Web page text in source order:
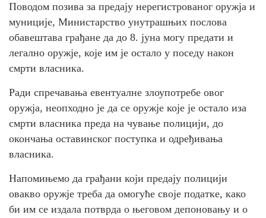
Поводом позива за предају нерегистрованог оружја и
муниције, Министарство унутрашњих послова
обавештава грађане да до 8. јуна могу предати и
легално оружје, које им је остало у поседу након
смрти власника.
Ради спречавања евентуалне злоупотребе овог
оружја, неопходно је да се оружје које је остало иза
смрти власника преда на чување полицији, до
окончања оставинског поступка и одређивања
власника.
Напомињемо да грађани који предају полицији
овакво оружје треба да омогуће своје податке, како
би им се издала потврда о његовом депоновању и о